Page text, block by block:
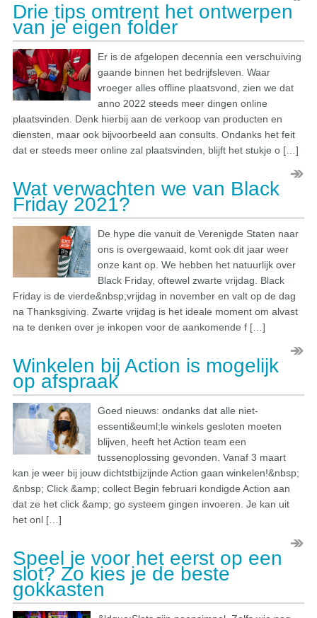
Drie tips omtrent het ontwerpen
van je eigen folder
Er is de afgelopen decennia een verschuiving
gaande binnen het bedrijfsleven. Waar
vroeger alles offline plaatsvond, zien we dat
anno 2022 steeds meer dingen online
plaatsvinden. Denk hierbij aan de verkoop van producten en
diensten, maar ook bijvoorbeeld aan consults. Ondanks het feit
dat er steeds meer online zal plaatsvinden, blijft het stukje o […]
Wat verwachten we van Black
Friday 2021?
De hype die vanuit de Verenigde Staten naar
ons is overgewaaid, komt ook dit jaar weer
onze kant op. We hebben het natuurlijk over
Black Friday, oftewel zwarte vrijdag. Black
Friday is de vierde&nbsp;vrijdag in november en valt op de dag
na Thanksgiving. Zwarte vrijdag is het ideale moment om alvast
na te denken over je inkopen voor de aankomende f […]
Winkelen bij Action is mogelijk
op afspraak
Goed nieuws: ondanks dat alle niet-
essenti&euml;le winkels gesloten moeten
blijven, heeft het Action team een
tussenoplossing gevonden. Vanaf 3 maart
kan je weer bij jouw dichtstbijzijnde Action gaan winkelen!&nbsp;
&nbsp; Click &amp; collect Begin februari kondigde Action aan
dat ze het click &amp; go systeem gingen invoeren. Je kan uit
het onl […]
Speel je voor het eerst op een
slot? Zo kies je de beste
gokkasten